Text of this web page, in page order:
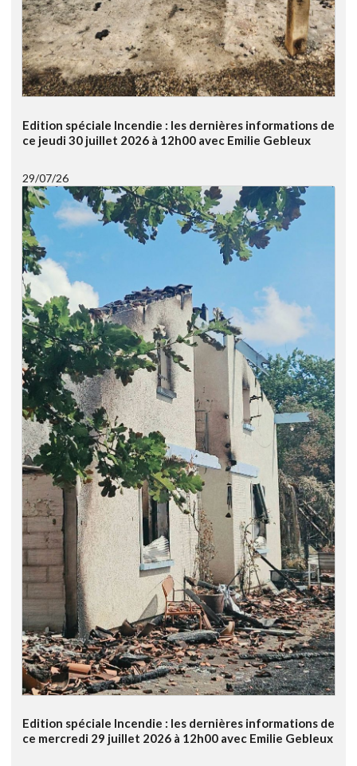
Edition spéciale Incendie : les dernières informations de
ce jeudi 30 juillet 2026 à 12h00 avec Emilie Gebleux
29/07/26
Edition spéciale Incendie : les dernières informations de
ce mercredi 29 juillet 2026 à 12h00 avec Emilie Gebleux